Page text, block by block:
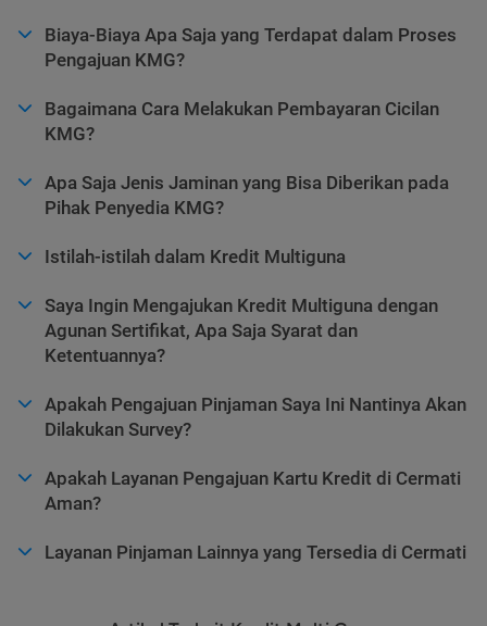
Biaya-Biaya Apa Saja yang Terdapat dalam Proses
Pengajuan KMG?
Bagaimana Cara Melakukan Pembayaran Cicilan
KMG?
Apa Saja Jenis Jaminan yang Bisa Diberikan pada
Pihak Penyedia KMG?
Istilah-istilah dalam Kredit Multiguna
Saya Ingin Mengajukan Kredit Multiguna dengan
Agunan Sertifikat, Apa Saja Syarat dan
Ketentuannya?
Apakah Pengajuan Pinjaman Saya Ini Nantinya Akan
Dilakukan Survey?
Apakah Layanan Pengajuan Kartu Kredit di Cermati
Aman?
Layanan Pinjaman Lainnya yang Tersedia di Cermati